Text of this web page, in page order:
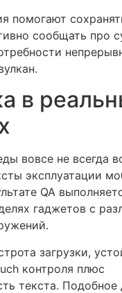
помогают
сообщать про
в
вовсе не всегда
эксплуатации
QA
гаджетов с
загрузки,
контроля плюс
текста. Подобное